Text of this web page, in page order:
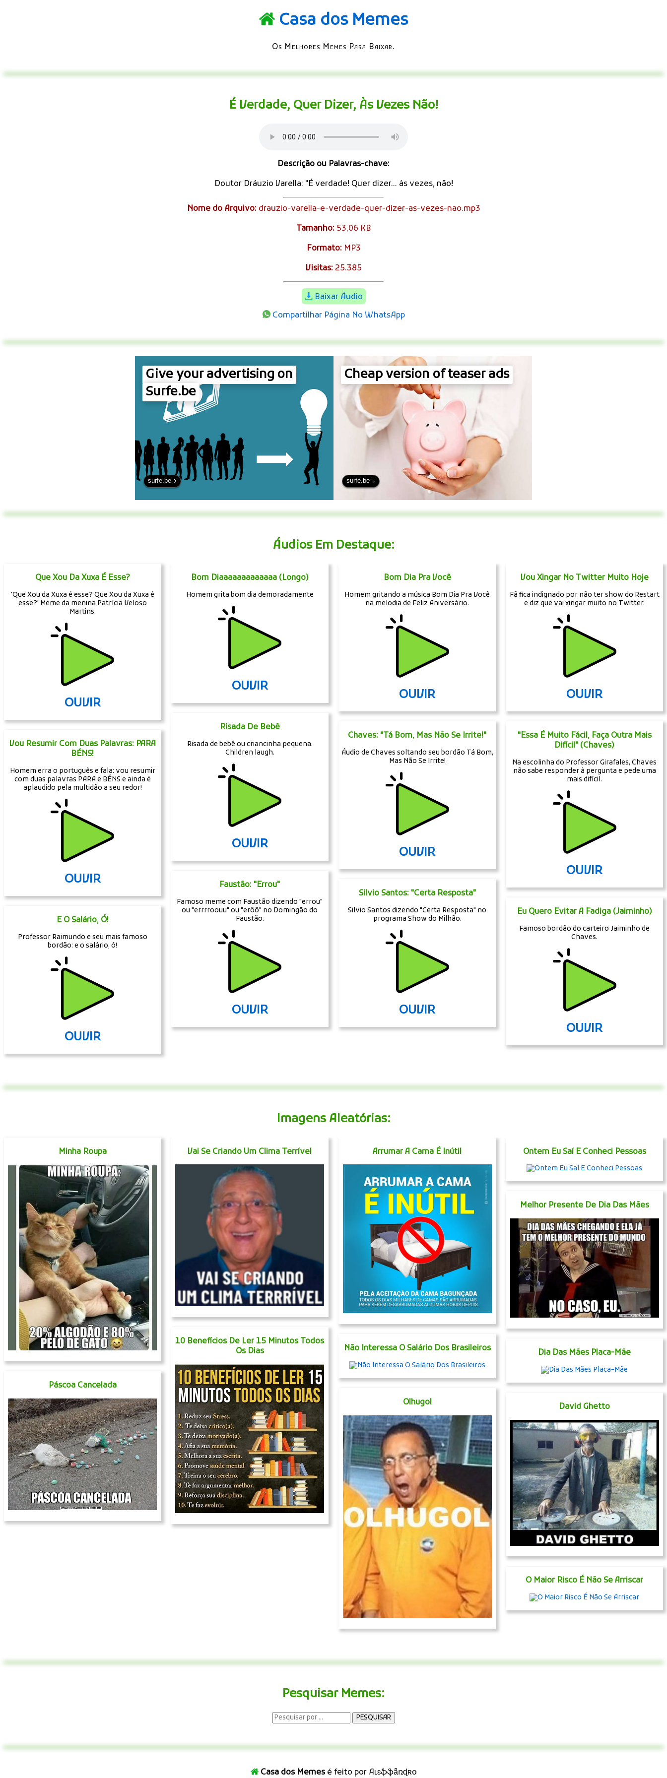
Casa dos Memes
Os Melhores Memes Para Baixar.
É Verdade, Quer Dizer, Às Vezes Não!
Descrição ou Palavras-chave:
Doutor Dráuzio Varella: "É verdade! Quer dizer... às vezes, não!
Nome do Arquivo:drauzio-varella-e-verdade-quer-dizer-as-vezes-nao.mp3
Tamanho:53,06 KB
Formato:MP3
Visitas:25.385
Baixar Áudio
Compartilhar Página No WhatsApp
Give your advertising on
Surfe.be
surfe.be
Cheap version of teaser ads
surfe.be
Áudios Em Destaque:
Que Xou Da Xuxa É Esse?
'Que Xou da Xuxa é esse? Que Xou da Xuxa é
esse?' Meme da menina Patrícia Veloso
Martins.
OUVIR
Vou Resumir Com Duas Palavras: PARA
BÉNS!
Homem erra o português e fala: vou resumir
com duas palavras PARA e BÉNS e ainda é
aplaudido pela multidão a seu redor!
OUVIR
E O Salário, Ó!
Professor Raimundo e seu mais famoso
bordão: e o salário, ó!
OUVIR
Bom Diaaaaaaaaaaaaa (Longo)
Homem grita bom dia demoradamente
OUVIR
Risada De Bebê
Risada de bebê ou criancinha pequena.
Children laugh.
OUVIR
Faustão: "Errou"
Famoso meme com Faustão dizendo "errou"
ou "errrroouu" ou "erôô" no Domingão do
Faustão.
OUVIR
Bom Dia Pra Você
Homem gritando a música Bom Dia Pra Você
na melodia de Feliz Aniversário.
OUVIR
Chaves: "Tá Bom, Mas Não Se Irrite!"
Áudio de Chaves soltando seu bordão Tá Bom,
Mas Não Se Irrite!
OUVIR
Silvio Santos: "Certa Resposta"
Silvio Santos dizendo "Certa Resposta" no
programa Show do Milhão.
OUVIR
Vou Xingar No Twitter Muito Hoje
Fã fica indignado por não ter show do Restart
e diz que vai xingar muito no Twitter.
OUVIR
"Essa É Muito Fácil, Faça Outra Mais
Difícil" (Chaves)
Na escolinha do Professor Girafales, Chaves
não sabe responder à pergunta e pede uma
mais difícil.
OUVIR
Eu Quero Evitar A Fadiga (Jaiminho)
Famoso bordão do carteiro Jaiminho de
Chaves.
OUVIR
Imagens Aleatórias:
Minha Roupa
Páscoa Cancelada
Vai Se Criando Um Clima Terrível
10 Benefícios De Ler 15 Minutos Todos
Os Dias
Arrumar A Cama É Inútil
Não Interessa O Salário Dos Brasileiros
Olhugol
Ontem Eu Saí E Conheci Pessoas
Melhor Presente De Dia Das Mães
Dia Das Mães Placa-Mãe
David Ghetto
O Maior Risco É Não Se Arriscar
Pesquisar Memes:
Casa dos Memesé feito por Aʟɛֆֆǟռɖʀօ